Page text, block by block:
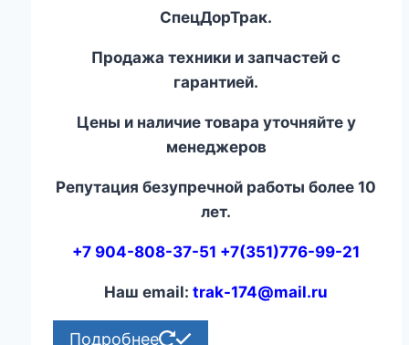
СпецДорТрак.
Продажа техники и запчастей с
гарантией.
Цены и наличие товара уточняйте у
менеджеров
Репутация безупречной работы более 10
лет.
+7 904-808-37-51 +7(351)776-99-21
Наш email:trak-174@mail.ru
Подробнее